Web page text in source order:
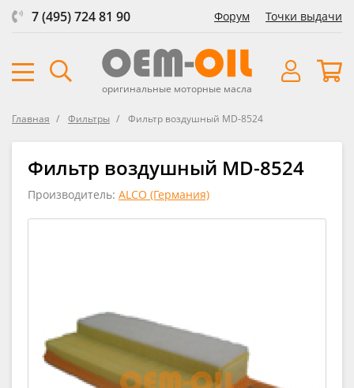
7 (495) 724 81 90 Форум Точки выдачи
оригинальные моторные масла
Главная Фильтры Фильтр воздушный MD-8524
Фильтр воздушный MD-8524
Производитель: ALCO (Германия)